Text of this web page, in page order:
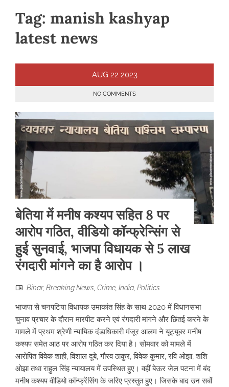
Tag: manish kashyap
latest news
AUG 22 2023
NO COMMENTS
बेतिया में मनीष कश्यप सहित 8 पर
आरोप गठित, वीडियो कॉन्फ्रेन्सिंग से
हुई सुनवाई, भाजपा विधायक से 5 लाख
रंगदारी मांगने का है आरोप ।
Bihar, Breaking News, Crime, India, Politics
भाजपा से चनपटिया विधायक उमाकांत सिंह के साथ 2020 में विधानसभा
चुनाव प्रचार के दौरान मारपीट करने एवं रंगदारी मांगने और छिंतई करने के
मामले में प्रथम श्रेणी न्यायिक दंडाधिकारी मंजूर आलम ने यूट्यूबर मनीष
कश्यप समेत आठ पर आरोप गठित कर दिया है। सोमवार को मामले में
आरोपित विवेक शाही, विशाल दूबे, गौरव ठाकुर, विवेक कुमार, रवि ओझा, शशि
ओझा तथा राहुल सिंह न्यायालय में उपस्थित हुए। वहीं बेऊर जेल पटना में बंद
मनीष कश्यप वीडियो कॉन्फ्रेंसिंग के जरिए प्रस्तुत हुए। जिसके बाद उन सबों